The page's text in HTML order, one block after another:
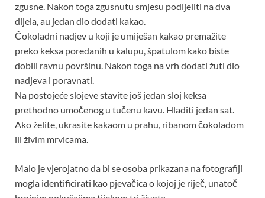
zgusne. Nakon toga zgusnutu smjesu podijeliti na dva
dijela, au jedan dio dodati kakao.
Čokoladni nadjev u koji je umiješan kakao premažite
preko keksa poredanih u kalupu, špatulom kako biste
dobili ravnu površinu. Nakon toga na vrh dodati žuti dio
nadjeva i poravnati.
Na postojeće slojeve stavite još jedan sloj keksa
prethodno umočenog u tučenu kavu. Hladiti jedan sat.
Ako želite, ukrasite kakaom u prahu, ribanom čokoladom
ili živim mrvicama.
Malo je vjerojatno da bi se osoba prikazana na fotografiji
mogla identificirati kao pjevačica o kojoj je riječ, unatoč